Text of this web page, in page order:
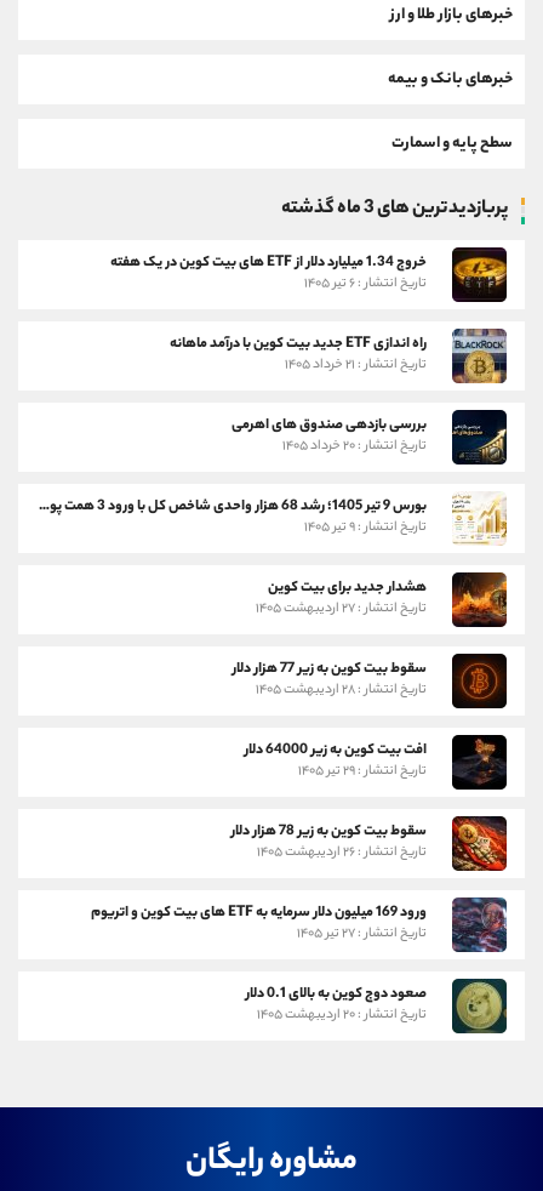
خبرهای بازار طلا و ارز
خبرهای بانک و بیمه
سطح پایه و اسمارت
پربازدیدترین های 3 ماه گذشته
خروج 1.34 میلیارد دلار از ETF های بیت کوین در یک هفته
تاریخ انتشار : ۶ تیر ۱۴۰۵
راه اندازی ETF جدید بیت کوین با درآمد ماهانه
تاریخ انتشار : ۲۱ خرداد ۱۴۰۵
بررسی بازدهی صندوق های اهرمی
تاریخ انتشار : ۲۰ خرداد ۱۴۰۵
بورس 9 تیر 1405؛ رشد 68 هزار واحدی شاخص کل با ورود 3 همت پول حقیقی
تاریخ انتشار : ۹ تیر ۱۴۰۵
هشدار جدید برای بیت کوین
تاریخ انتشار : ۲۷ اردیبهشت ۱۴۰۵
سقوط بیت کوین به زیر 77 هزار دلار
تاریخ انتشار : ۲۸ اردیبهشت ۱۴۰۵
افت بیت کوین به زیر 64000 دلار
تاریخ انتشار : ۲۹ تیر ۱۴۰۵
سقوط بیت کوین به زیر 78 هزار دلار
تاریخ انتشار : ۲۶ اردیبهشت ۱۴۰۵
ورود 169 میلیون دلار سرمایه به ETF های بیت کوین و اتریوم
تاریخ انتشار : ۲۷ تیر ۱۴۰۵
صعود دوج کوین به بالای 0.1 دلار
تاریخ انتشار : ۲۰ اردیبهشت ۱۴۰۵
مشاوره رایگان